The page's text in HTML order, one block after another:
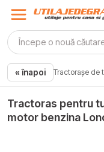
« înapoi Tractorașe de
Tractoras pentru
motor benzina